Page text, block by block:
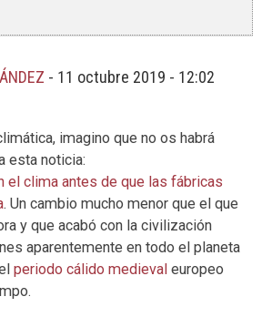
- 11 octubre 2019 - 12:02
imagino que no os habrá
esta noticia:
el clima antes de que las fábricas
. Un cambio mucho menor que el que
y que acabó con la civilización
aparentemente en todo el planeta
periodo cálido medieval europeo